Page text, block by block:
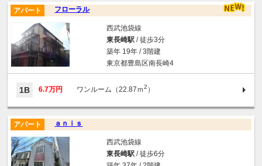
フローラル
アパート
西武池袋線
東長崎駅/ 徒歩3分
築年 19年 / 3階建
東京都豊島区南長崎4
1B 6.7万円 ワンルーム（22.87ｍ2 ）
ａｎｉｓ
アパート
西武池袋線
東長崎駅/ 徒歩6分